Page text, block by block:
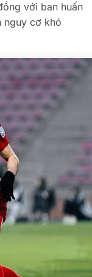
với ban huấn
nguy cơ khó